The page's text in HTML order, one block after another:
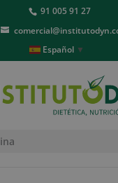
91 005 91 27
Español ▼